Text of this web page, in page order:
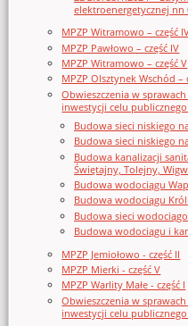
elektroenergetycznej nn
MPZP Witramowo – część
MPZP Pawłowo – część IV
MPZP Witramowo – część V
MPZP Olsztynek Wschód –
Obwieszczenia w
inwestycji celu
Budowa sieci niskiego
Budowa sieci niskiego
Budowa kanalizacji
Świętajny, Tolejny,
Budowa wodociągu
Budowa wodociągu
Budowa sieci
Budowa wodociągu i
MPZP Jemiołowo - część II
MPZP Mierki - część V
MPZP Warlity Małe - część I
Obwieszczenia w
inwestycji celu